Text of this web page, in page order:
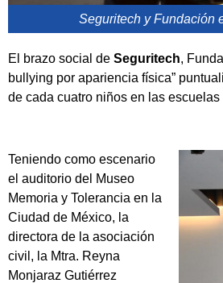
Seguritech y Fundación
El brazo social de Seguritech,
bullying por apariencia física”
de cada cuatro niños en las escuelas
Teniendo como escenario
el auditorio del Museo
Memoria y Tolerancia en la
Ciudad de México, la
directora de la asociación
civil, la Mtra. Reyna
Monjaraz Gutiérrez